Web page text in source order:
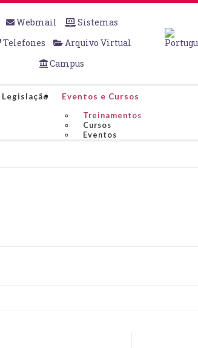
Webmail
Sistemas
Telefones
Arquivo Virtual
Campus
Legislação
Eventos e Cursos
Treinamentos
Cursos
Eventos